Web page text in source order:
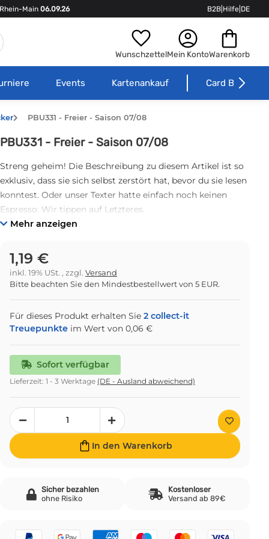
Main 06.09.26 B2B Hilfe DE
WunschzettelMein KontoWarenkorb
Events Kartenankauf Card Börse
PBU331 - Freier - Saison 07/08
PBU331 - Freier - Saison 07/08
Streng geheim! Die Beschreibung zu diesem Artikel ist so
exklusiv, dass sie sich selbst zerstört hat, bevor du sie lesen
konntest. Oder unser Texter hatte einfach noch keinen
Espresso. Wir tippen auf Letzteres.
Mehr anzeigen
1,19 €
inkl. 19% USt. , zzgl. Versand
Bitte beachten Sie den Mindestbestellwert von 5 EUR.
Für dieses Produkt erhalten Sie 2 collect-it
Treuepunkte im Wert von 0,06 €
Sofort verfügbar
Lieferzeit: 1 - 3 Werktage (DE - Ausland abweichend)
In den Warenkorb
Sicher bezahlen
ohne Risiko
Kostenloser
Versand ab 89€